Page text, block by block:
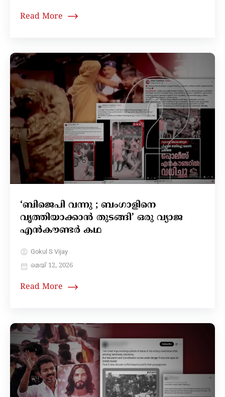
Read More
‘ബിജെപി വന്നു ; ബംഗാളിനെ
വൃത്തിയാക്കാൻ തുടങ്ങി’ ഒരു വ്യാജ
എൻകൗണ്ടർ കഥ
Gokul S Vijay
മെയ്‌ 12, 2026
Read More